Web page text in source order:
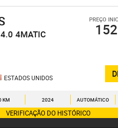
4MATIC
PREÇO
ESTADOS UNIDOS
KM 2024 AUTOMÁTICO
VERIFICAÇÃO DO HISTÓRICO